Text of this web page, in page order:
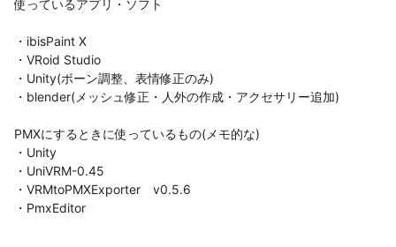
使っているアプリ・ソフト
・ibisPaint X
・VRoid Studio
・Unity(ボーン調整、表情修正のみ)
・blender(メッシュ修正・人外の作成・アクセサリー追加)
PMXにするときに使っているもの(メモ的な)
・Unity
・UniVRM-0.45
・VRMtoPMXExporter　v0.5.6
・PmxEditor